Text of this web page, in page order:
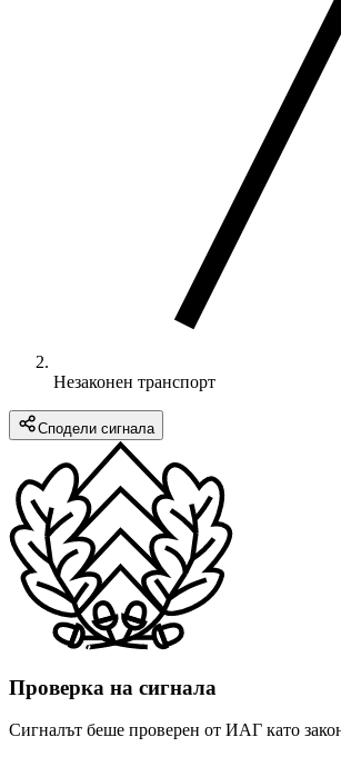
Незаконен транспорт
Сподели сигнала
Проверка на сигнала
Сигналът беше проверен от ИАГ като